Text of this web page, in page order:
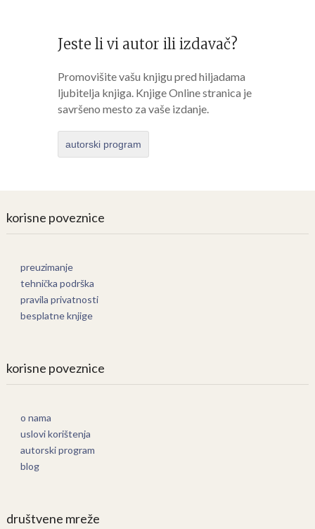
Jeste li vi autor ili izdavač?
Promovišite vašu knjigu pred hiljadama
ljubitelja knjiga. Knjige Online stranica je
savršeno mesto za vaše izdanje.
autorski program
korisne poveznice
preuzimanje
tehnička podrška
pravila privatnosti
besplatne knjige
korisne poveznice
o nama
uslovi korištenja
autorski program
blog
društvene mreže